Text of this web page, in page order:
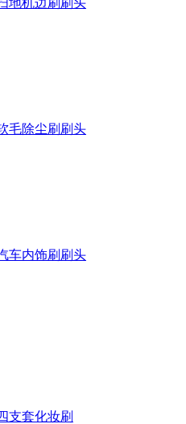
毛除尘刷刷头
车内饰刷刷头
支套化妆刷